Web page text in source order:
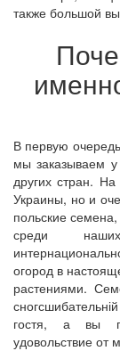
также большой
В первую
мы заказываем
других стран.
Украины, но и
польские
среди
огород в
растениями.
гостя, а вы
удовольствие от